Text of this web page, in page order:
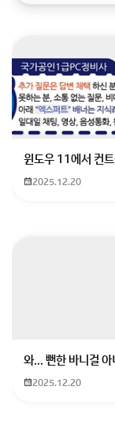
윈도우 11에서 컨
2025.12.20
와... 뻔한 바니걸 아
2025.12.20